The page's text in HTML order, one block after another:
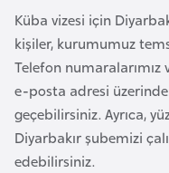
Küba vizesi için
kişiler, kurumumuz
Telefon numaralarımız
e-posta adresi
geçebilirsiniz. Ayrıca,
Diyarbakır şubemizi
edebilirsiniz.
t
i
Ç
i
n